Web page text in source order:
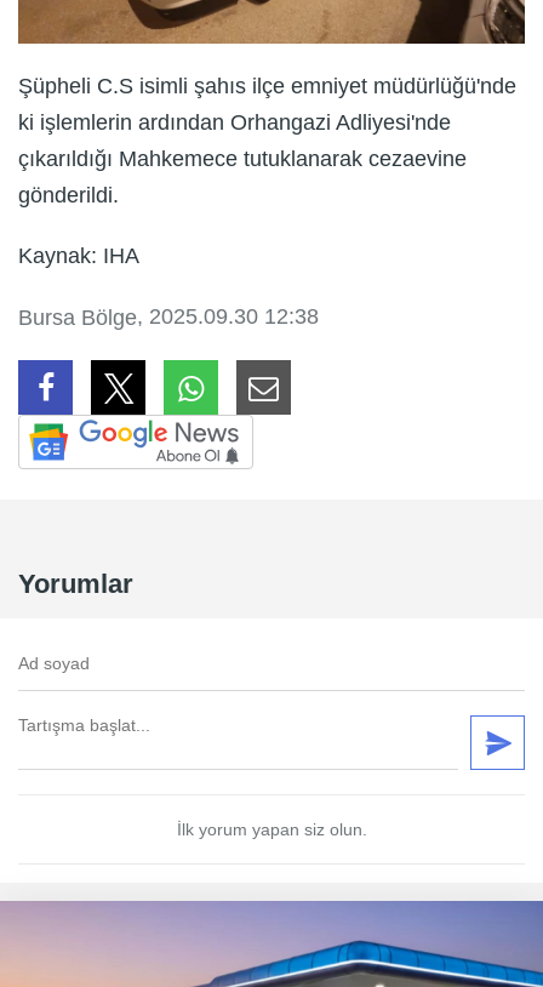
Şüpheli C.S isimli şahıs ilçe emniyet müdürlüğü'nde
ki işlemlerin ardından Orhangazi Adliyesi'nde
çıkarıldığı Mahkemece tutuklanarak cezaevine
gönderildi.
Kaynak: IHA
Bursa Bölge, 2025.09.30 12:38
Yorumlar
İlk yorum yapan siz olun.